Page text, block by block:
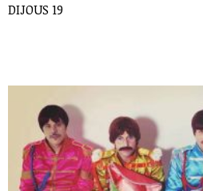
DIJOUS 19